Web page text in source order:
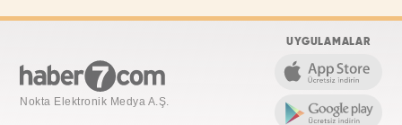
Nokta Elektronik Medya A.Ş.
UYGULAMALAR